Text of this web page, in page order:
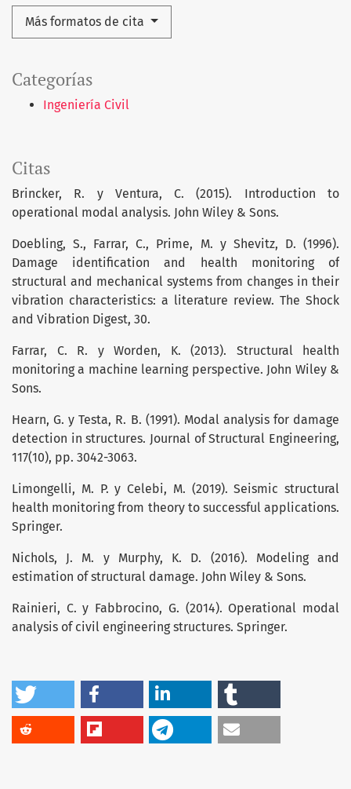
Categorías
Ingeniería Civil
Más formatos de cita
Citas
Brincker, R. y Ventura, C. (2015). Introduction to
operational modal analysis. John Wiley & Sons.
Doebling, S., Farrar, C., Prime, M. y Shevitz, D. (1996).
Damage identification and health monitoring of
structural and mechanical systems from changes in their
vibration characteristics: a literature review. The Shock
and Vibration Digest, 30.
Farrar, C. R. y Worden, K. (2013). Structural health
monitoring a machine learning perspective. John Wiley &
Sons.
Hearn, G. y Testa, R. B. (1991). Modal analysis for damage
detection in structures. Journal of Structural Engineering,
117(10), pp. 3042-3063.
Limongelli, M. P. y Celebi, M. (2019). Seismic structural
health monitoring from theory to successful applications.
Springer.
Nichols, J. M. y Murphy, K. D. (2016). Modeling and
estimation of structural damage. John Wiley & Sons.
Rainieri, C. y Fabbrocino, G. (2014). Operational modal
analysis of civil engineering structures. Springer.